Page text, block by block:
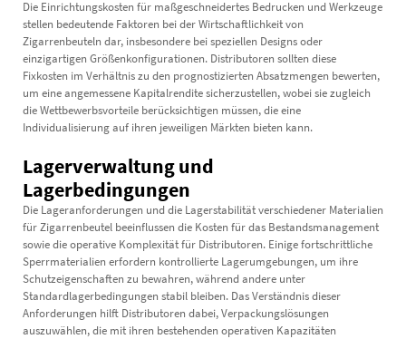
Die Einrichtungskosten für maßgeschneidertes Bedrucken und Werkzeuge
stellen bedeutende Faktoren bei der Wirtschaftlichkeit von
Zigarrenbeuteln dar, insbesondere bei speziellen Designs oder
einzigartigen Größenkonfigurationen. Distributoren sollten diese
Fixkosten im Verhältnis zu den prognostizierten Absatzmengen bewerten,
um eine angemessene Kapitalrendite sicherzustellen, wobei sie zugleich
die Wettbewerbsvorteile berücksichtigen müssen, die eine
Individualisierung auf ihren jeweiligen Märkten bieten kann.
Lagerverwaltung und
Lagerbedingungen
Die Lageranforderungen und die Lagerstabilität verschiedener Materialien
für Zigarrenbeutel beeinflussen die Kosten für das Bestandsmanagement
sowie die operative Komplexität für Distributoren. Einige fortschrittliche
Sperrmaterialien erfordern kontrollierte Lagerumgebungen, um ihre
Schutzeigenschaften zu bewahren, während andere unter
Standardlagerbedingungen stabil bleiben. Das Verständnis dieser
Anforderungen hilft Distributoren dabei, Verpackungslösungen
auszuwählen, die mit ihren bestehenden operativen Kapazitäten